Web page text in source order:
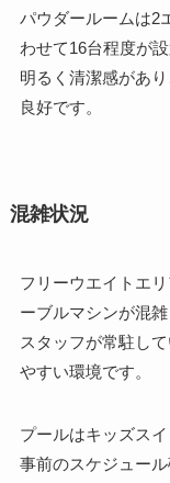
パウダールームは2
わせて16台程度が
明るく清潔感があ
良好です。
混雑状況
フリーウエイトエ
ーブルマシンが混
スタッフが常駐し
やすい環境です。
プールはキッズス
事前のスケジュール